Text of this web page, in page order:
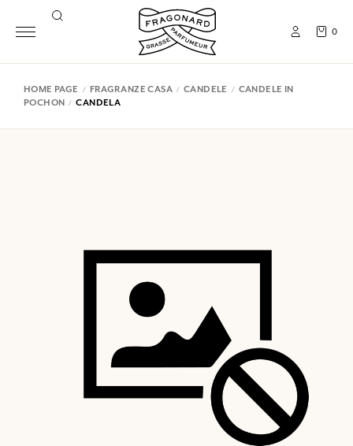
0
HOME PAGE FRAGRANZE CASA CANDELE
CANDELE IN
POCHON
CANDELA